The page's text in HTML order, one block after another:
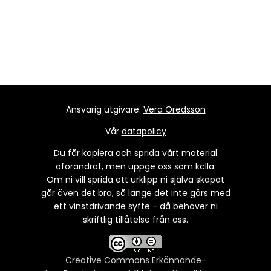
Ansvarig utgivare: Vera Oredsson
Vår datapolicy
Du får kopiera och sprida vårt material
oförändrat, men uppge oss som källa.
Om ni vill sprida ett urklipp ni själva skapat
går även det bra, så länge det inte görs med
ett vinstdrivande syfte - då behöver ni
skriftlig tillåtelse från oss.
Creative Commons Erkännande-